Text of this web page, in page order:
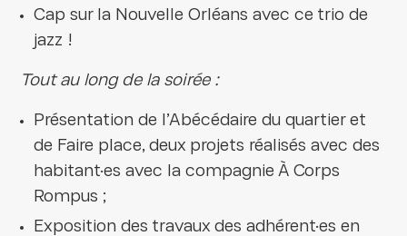
Cap sur la Nouvelle Orléans avec ce trio de
jazz !
Tout au long de la soirée :
Présentation de l’Abécédaire du quartier et
de Faire place, deux projets réalisés avec des
habitant·es avec la compagnie À Corps
Rompus ;
Exposition des travaux des adhérent·es en